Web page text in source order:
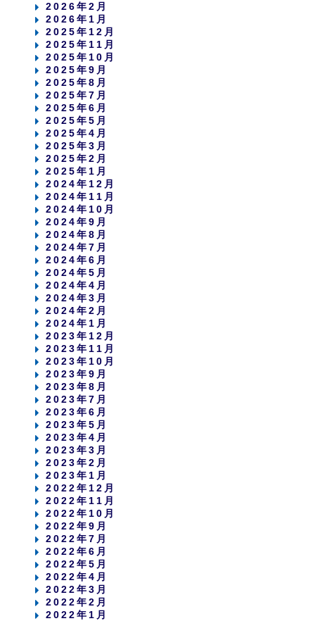
2026年2月
2026年1月
2025年12月
2025年11月
2025年10月
2025年9月
2025年8月
2025年7月
2025年6月
2025年5月
2025年4月
2025年3月
2025年2月
2025年1月
2024年12月
2024年11月
2024年10月
2024年9月
2024年8月
2024年7月
2024年6月
2024年5月
2024年4月
2024年3月
2024年2月
2024年1月
2023年12月
2023年11月
2023年10月
2023年9月
2023年8月
2023年7月
2023年6月
2023年5月
2023年4月
2023年3月
2023年2月
2023年1月
2022年12月
2022年11月
2022年10月
2022年9月
2022年7月
2022年6月
2022年5月
2022年4月
2022年3月
2022年2月
2022年1月